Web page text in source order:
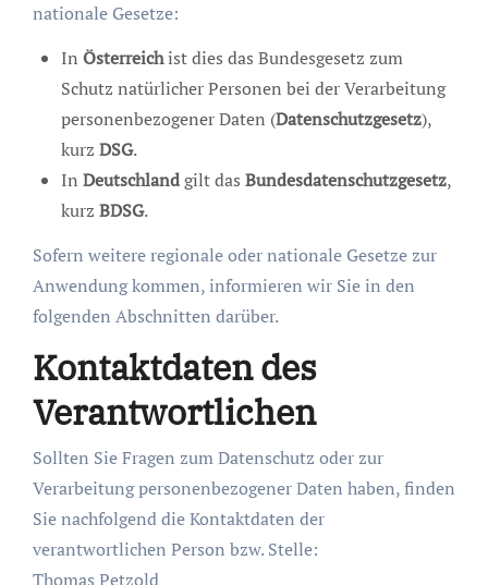
nationale Gesetze:
In Österreichist dies das Bundesgesetz zum
Schutz natürlicher Personen bei der Verarbeitung
personenbezogener Daten (Datenschutzgesetz),
kurz DSG.
In Deutschlandgilt das Bundesdatenschutzgesetz,
kurz BDSG.
Sofern weitere regionale oder nationale Gesetze zur
Anwendung kommen, informieren wir Sie in den
folgenden Abschnitten darüber.
Kontaktdaten des
Verantwortlichen
Sollten Sie Fragen zum Datenschutz oder zur
Verarbeitung personenbezogener Daten haben, finden
Sie nachfolgend die Kontaktdaten der
verantwortlichen Person bzw. Stelle:
Thomas Petzold